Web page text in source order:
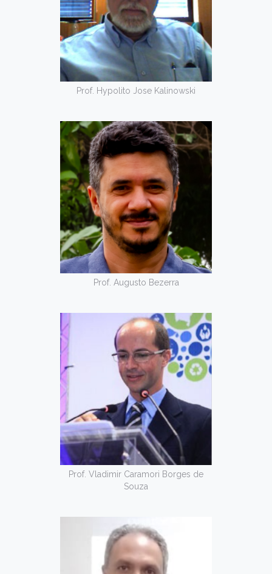
Prof. Hypolito Jose Kalinowski
Prof. Augusto Bezerra
Prof. Vladimir Caramori Borges de
Souza